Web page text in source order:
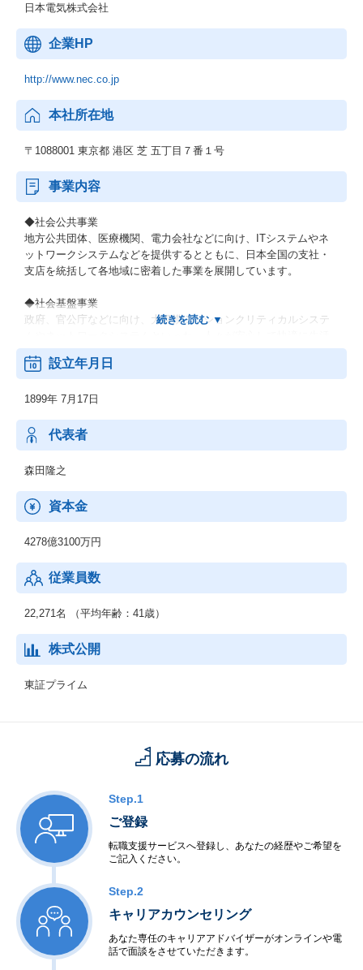
日本電気株式会社
企業HP
http://www.nec.co.jp
本社所在地
〒1088001 東京都 港区 芝 五丁目７番１号
事業内容
◆社会公共事業
地方公共団体、医療機関、電力会社などに向け、ITシステムやネ
ットワークシステムなどを提供するとともに、日本全国の支社・
支店を統括して各地域に密着した事業を展開しています。
◆社会基盤事業
政府、官公庁などに向け、大規模ミッションクリティカルシステ
できるための社会インフラを提供しています。
製造業、流通・サービス業、金融業などの民需向けにITソリュー
ションを提供し、お客さまの新サービス立ち上げなどに貢献して
います。最先端のデジタル技術を活用し、お客さまとの共創を通
じて、人やモノ、プロセスを企業・産業の枠を超えてつなぎ、バ
リューチェーン全体で新たな価値を生み出します。
◆ネットワークサービス事業
通信事業者向けに、ネットワーク構築に必要な機器や運用管理の
に、IoT/5G時代に向けてネットワークへのニーズが多様化する
中、テレコムキャリア市場で培ったネットワークの強みをサービ
スプロバイダや製造業、流通・サービス業、自治体などの市場に
展開していきます。
海外市場を対象として、セーファーシティ（パブリックセーフテ
ィ、デジタル・ガバメント、デジタル・ファイナンス）、サービ
スプロバイダ向けソフトウェア・サービス、海洋システムなどを
提供しています。AI、IoT関連の先端技術を活用し、安全・安心で
設立年月日
1899年 7月17日
代表者
森田隆之
資本金
4278億3100万円
従業員数
22,271名 （平均年齢：41歳）
株式公開
東証プライム
応募の流れ
Step.1
ご登録
転職支援サービスへ登録し、あなたの経歴やご希望を
ご記入ください。
Step.2
キャリアカウンセリング
あなた専任のキャリアアドバイザーがオンラインや電
話で面談をさせていただきます。